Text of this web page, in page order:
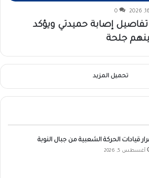
0
إصابة حميدتي ويؤكد
جلحة
تحميل المزيد
قيادات الحركة الشعبية من جبال النوبة
أغسطس 5, 2026